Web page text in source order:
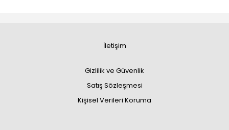
İletişim
Gizlilik ve Güvenlik
Satış Sözleşmesi
Kişisel Verileri Koruma